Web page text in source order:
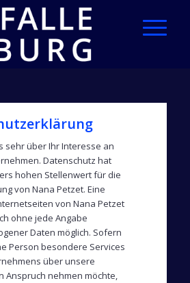
sehr über Ihr Interesse an
Datenschutz hat
hohen Stellenwert für die
von Nana Petzet. Eine
von Nana Petzet
ohne jede Angabe
Daten möglich. Sofern
Person besondere Services
über unsere
Anspruch nehmen möchte,